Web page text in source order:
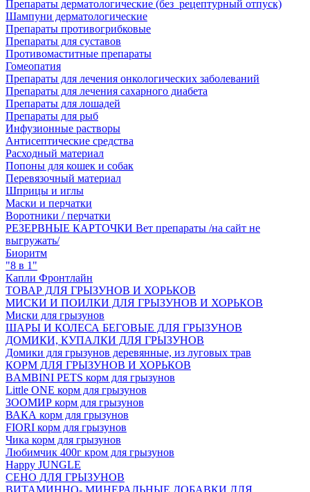
Препараты дерматологические (без_рецептурный отпуск)
Шампуни дерматологические
Препараты противогрибковые
Препараты для суставов
Противомаститные препараты
Гомеопатия
Препараты для лечения онкологических заболеваний
Препараты для лечения сахарного диабета
Препараты для лошадей
Препараты для рыб
Инфузионные растворы
Антисептические средства
Расходный материал
Попоны для кошек и собак
Перевязочный материал
Шприцы и иглы
Маски и перчатки
Воротники / перчатки
РЕЗЕРВНЫЕ КАРТОЧКИ Вет препараты /на сайт не
выгружать/
Биоритм
"8 в 1"
Капли Фронтлайн
ТОВАР ДЛЯ ГРЫЗУНОВ И ХОРЬКОВ
МИСКИ И ПОИЛКИ ДЛЯ ГРЫЗУНОВ И ХОРЬКОВ
Миски для грызунов
ШАРЫ И КОЛЕСА БЕГОВЫЕ ДЛЯ ГРЫЗУНОВ
ДОМИКИ, КУПАЛКИ ДЛЯ ГРЫЗУНОВ
Домики для грызунов деревянные, из луговых трав
КОРМ ДЛЯ ГРЫЗУНОВ И ХОРЬКОВ
BAMBINI PETS корм для грызунов
Little ONE корм для грызунов
ЗООМИР корм для грызунов
ВАКА корм для грызунов
FIORI корм для грызунов
Чика корм для грызунов
Любимчик 400г кром для грызунов
Happy JUNGLE
СЕНО ДЛЯ ГРЫЗУНОВ
ВИТАМИННО- МИНЕРАЛЬНЫЕ ДОБАВКИ ДЛЯ